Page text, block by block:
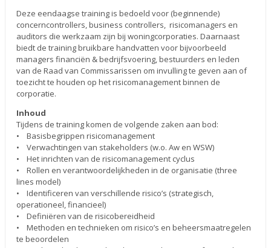
Deze eendaagse training is bedoeld voor (beginnende)
concerncontrollers, business controllers, risicomanagers en
auditors die werkzaam zijn bij woningcorporaties. Daarnaast
biedt de training bruikbare handvatten voor bijvoorbeeld
managers financiën & bedrijfsvoering, bestuurders en leden
van de Raad van Commissarissen om invulling te geven aan of
toezicht te houden op het risicomanagement binnen de
corporatie.
Inhoud
Tijdens de training komen de volgende zaken aan bod:
• Basisbegrippen risicomanagement
• Verwachtingen van stakeholders (w.o. Aw en WSW)
• Het inrichten van de risicomanagement cyclus
• Rollen en verantwoordelijkheden in de organisatie (three
lines model)
• Identificeren van verschillende risico’s (strategisch,
operationeel, financieel)
• Definiëren van de risicobereidheid
• Methoden en technieken om risico’s en beheersmaatregelen
te beoordelen